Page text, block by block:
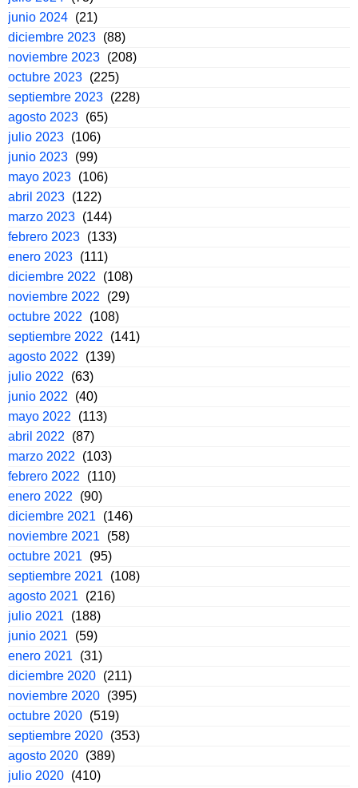
junio 2024 (21)
diciembre 2023 (88)
noviembre 2023 (208)
octubre 2023 (225)
septiembre 2023 (228)
agosto 2023 (65)
julio 2023 (106)
junio 2023 (99)
mayo 2023 (106)
abril 2023 (122)
marzo 2023 (144)
febrero 2023 (133)
enero 2023 (111)
diciembre 2022
(108)
noviembre 2022
(29)
octubre 2022
(108)
septiembre 2022
(141)
agosto 2022
(139)
julio 2022
(63)
junio 2022
(40)
mayo 2022
(113)
abril 2022
(87)
marzo 2022
(103)
febrero 2022
(110)
enero 2022
(90)
diciembre 2021
(146)
noviembre 2021
(58)
octubre 2021
(95)
septiembre 2021
(108)
agosto 2021
(216)
julio 2021
(188)
junio 2021
(59)
enero 2021
(31)
diciembre 2020 (211)
noviembre 2020 (395)
octubre 2020 (519)
septiembre 2020 (353)
agosto 2020 (389)
julio 2020 (410)